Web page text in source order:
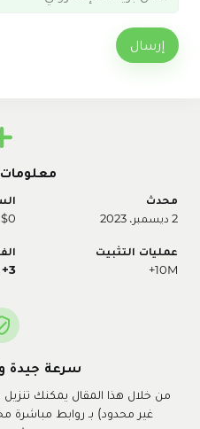
إرسال
محدث
2 ديسمبر، 2023
$0
عمليات التثبيت
10M+
3+
سرعة جيدة
من خلال هذا المقال يمكنك تنزيل
غير محدود) بـ روابط مباشرة